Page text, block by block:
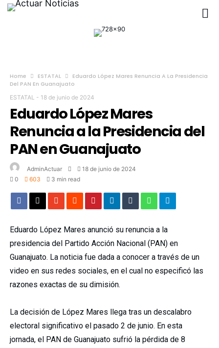
Home ESTATAL
Eduardo López Mares Renuncia A La Presidencia
Del PAN En Guanajuato
ESTATAL - 18 de junio de 2024
Eduardo López Mares
Renuncia a la Presidencia del
PAN en Guanajuato
AdminActuar
18 de junio de 2024
0
603 3 min read
Eduardo López Mares anunció su renuncia a la
presidencia del Partido Acción Nacional (PAN) en
Guanajuato. La noticia fue dada a conocer a través de un
video en sus redes sociales, en el cual no especificó las
razones exactas de su dimisión.
La decisión de López Mares llega tras un descalabro
electoral significativo el pasado 2 de junio. En esta
jornada, el PAN de Guanajuato sufrió la pérdida de 8